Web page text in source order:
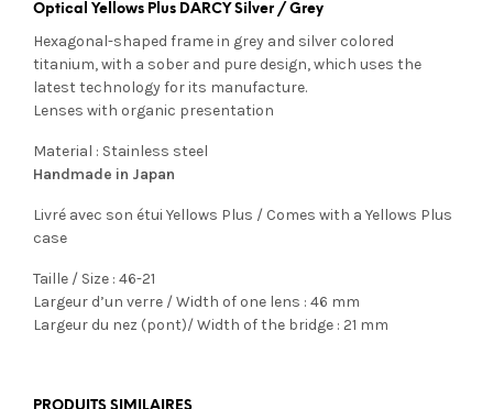
Optical Yellows Plus DARCY Silver / Grey
Hexagonal-shaped frame in grey and silver colored
titanium, with a sober and pure design, which uses the
latest technology for its manufacture.
Lenses with organic presentation
Material : Stainless steel
Handmade in Japan
Livré avec son étui Yellows Plus / Comes with a Yellows Plus
case
Taille / Size : 46-21
Largeur d’un verre / Width of one lens : 46 mm
Largeur du nez (pont)/ Width of the bridge : 21 mm
PRODUITS SIMILAIRES